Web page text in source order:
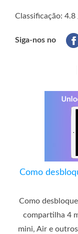
Classificação:
Siga-nos no
Como
Como
compartilha 4
mini, Air e